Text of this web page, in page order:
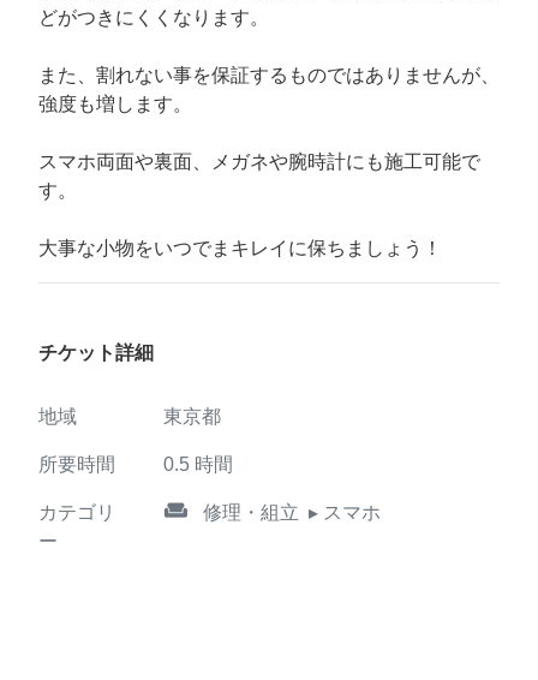
どがつきにくくなります。
また、割れない事を保証するものではありませんが、
強度も増します。
スマホ両面や裏面、メガネや腕時計にも施工可能で
す。
大事な小物をいつでまキレイに保ちましょう！
チケット詳細
地域 東京都
所要時間 0.5 時間
カテゴリ
ー
weekend 修理・組立 ▸ スマホ